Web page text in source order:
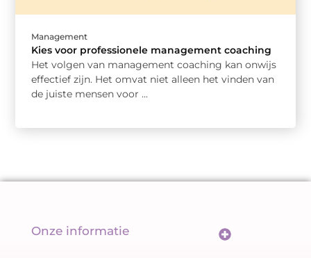
Management
Kies voor professionele management coaching
Het volgen van management coaching kan onwijs
effectief zijn. Het omvat niet alleen het vinden van
de juiste mensen voor ...
Onze informatie